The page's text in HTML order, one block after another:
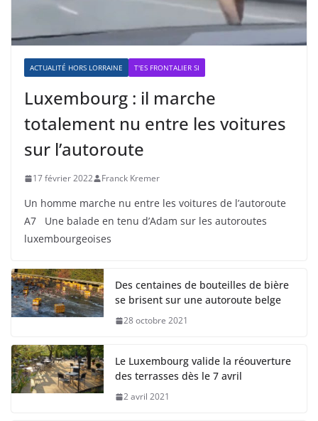
ACTUALITÉ HORS LORRAINE T'ES FRONTALIER SI
Luxembourg : il marche
totalement nu entre les voitures
sur l’autoroute
17 février 2022 Franck Kremer
Un homme marche nu entre les voitures de l’autoroute
A7 Une balade en tenu d’Adam sur les autoroutes
luxembourgeoises
Des centaines de bouteilles de bière
se brisent sur une autoroute belge
28 octobre 2021
Le Luxembourg valide la réouverture
des terrasses dès le 7 avril
2 avril 2021